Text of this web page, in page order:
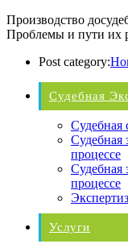
Производство
Проблемы и пути их
Post category:
Судебная
Судебная
Судебная
процессе
Судебная
процессе
Услуги